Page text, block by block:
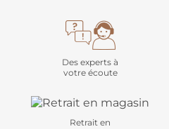
Des experts à
votre écoute
Retrait en